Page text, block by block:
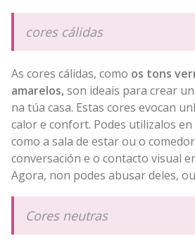
cores cálidas
As cores cálidas, como os tons
amarelos,son ideais para crear
na túa casa. Estas cores evocan
calor e confort. Podes utilizalos
como a sala de estar ou o
conversación e o contacto visual
Agora, non podes abusar deles,
Cores neutras